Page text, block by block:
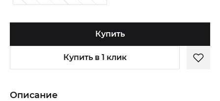
Купить
Купить в 1 клик
Описание